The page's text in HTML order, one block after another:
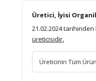
Üretici, İyisi
21.02.2024 tarihinden
üreticisidir.
Üreticinin Tüm